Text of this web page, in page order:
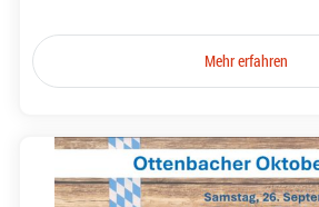
Mehr erfahren